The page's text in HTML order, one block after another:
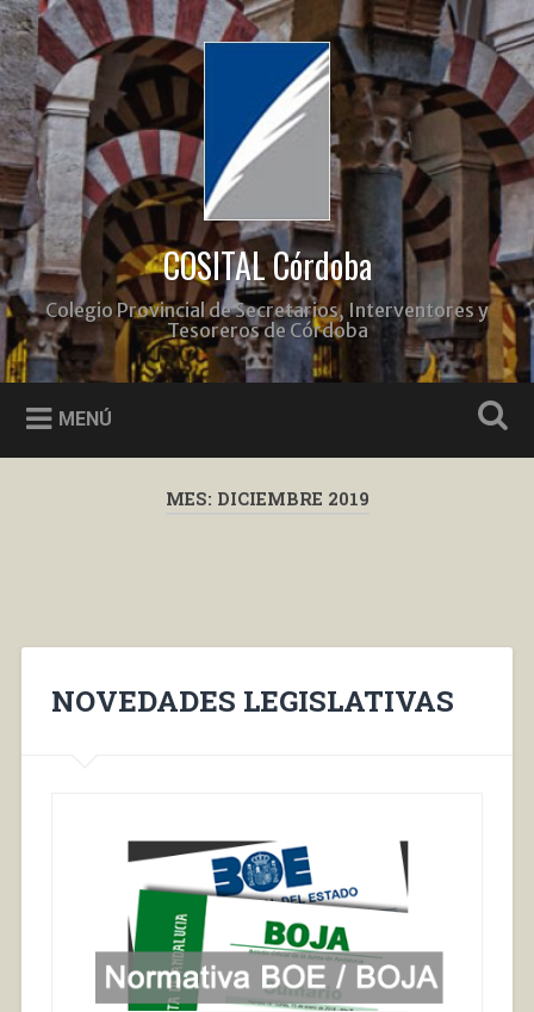
Saltar
al
contenido
Buscar
COSITAL Córdoba
Colegio Provincial de Secretarios, Interventores y
Tesoreros de Córdoba
MENÚ
MES: DICIEMBRE 2019
NOVEDADES LEGISLATIVAS